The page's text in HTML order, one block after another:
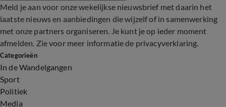
Meld je aan voor onze wekelijkse nieuwsbrief met daarin het
laatste nieuws en aanbiedingen die wijzelf of in samenwerking
met onze partners organiseren. Je kunt je op ieder moment
afmelden. Zie voor meer informatie de privacyverklaring.
Categorieën
In de Wandelgangen
Sport
Politiek
Media